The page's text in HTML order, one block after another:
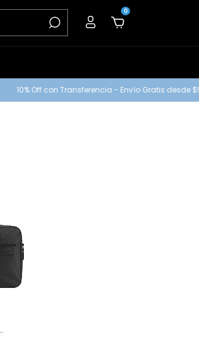
0
10% Off con Transferencia - Envío Gratis desde